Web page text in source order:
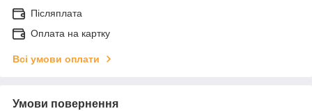
Післяплата
Оплата на картку
Всі умови оплати
Умови повернення